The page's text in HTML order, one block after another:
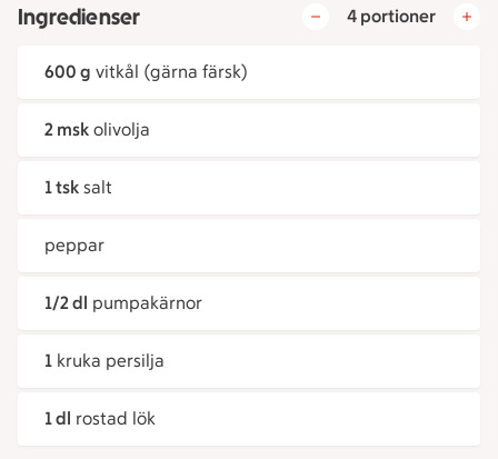
Ingredienser 4 portioner
600 g vitkål (gärna färsk)
2 msk olivolja
1 tsk salt
peppar
1/2 dl pumpakärnor
1 kruka persilja
1 dl rostad lök